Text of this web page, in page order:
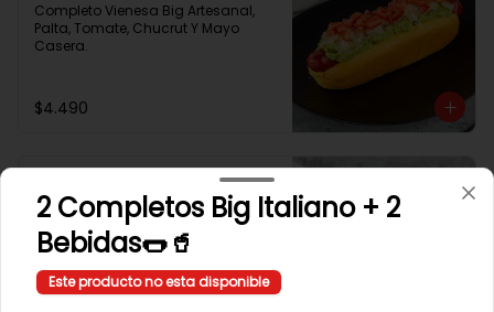
Completo Vienesa Big Artesanal,
Palta, Tomate, Chucrut Y Mayo
Casera.
$4.490
Completo Big Italiano PR
Completo 20cms, Vienesa Big
Artesanal, palta, tomate y mayo
casera
2 Completos Big Italiano + 2
Bebidas🌭🥤
Este producto no esta disponible